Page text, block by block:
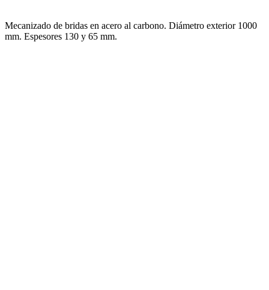
Mecanizado de bridas en acero al carbono. Diámetro exterior 1000
mm. Espesores 130 y 65 mm.